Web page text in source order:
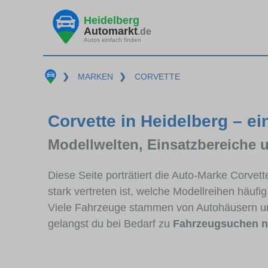
Heidelberg
Automarkt.de
Autos einfach finden
❯ MARKEN ❯ CORVETTE
Corvette in Heidelberg –
Modellwelten, Einsatzbereiche
Diese Seite porträtiert die Auto-Marke
stark vertreten ist, welche Modellreihen
Viele Fahrzeuge stammen von Autohäusern
gelangst du bei Bedarf zu Fahrzeugsuchen